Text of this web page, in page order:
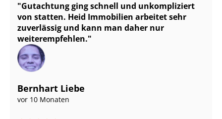
Gutachtung ging schnell und unkompliziert
von statten. Heid Immobilien arbeitet sehr
zuverlässig und kann man daher nur
weiterempfehlen.
Bernhart Liebe
vor 10 Monaten